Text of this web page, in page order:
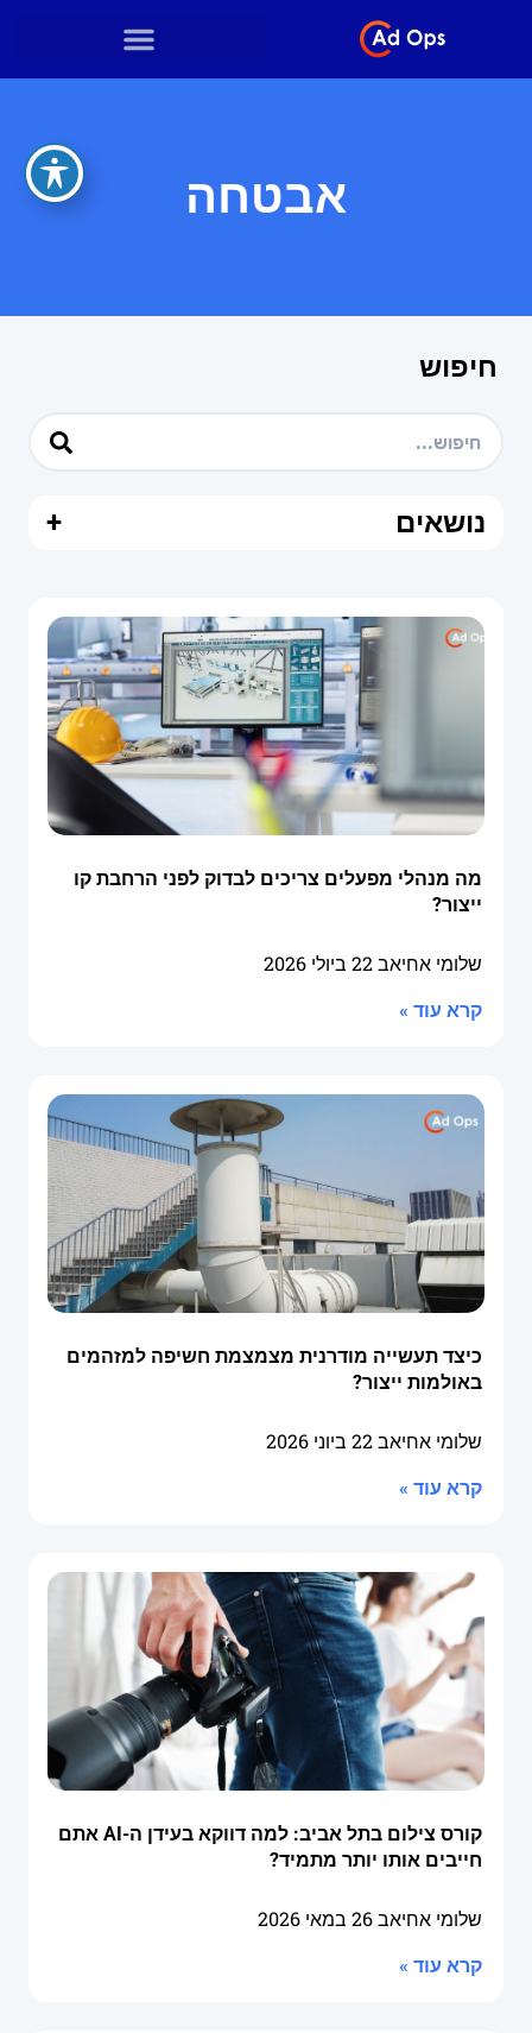
אבטחה
חיפוש
נושאים +
מה מנהלי מפעלים צריכים לבדוק לפני הרחבת קו
ייצור?
שלומי אחיאב22 ביולי 2026
קרא עוד »
כיצד תעשייה מודרנית מצמצמת חשיפה למזהמים
באולמות ייצור?
שלומי אחיאב22 ביוני 2026
קרא עוד »
קורס צילום בתל אביב: למה דווקא בעידן ה-AI אתם
חייבים אותו יותר מתמיד?
שלומי אחיאב26 במאי 2026
קרא עוד »